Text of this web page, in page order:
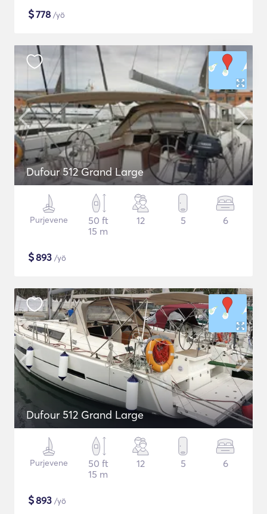
$778 /yö
Dufour 512 Grand Large
Purjevene
50 ft
15 m
12 5 6
$893 /yö
Dufour 512 Grand Large
Purjevene
50 ft
15 m
12 5 6
$893 /yö